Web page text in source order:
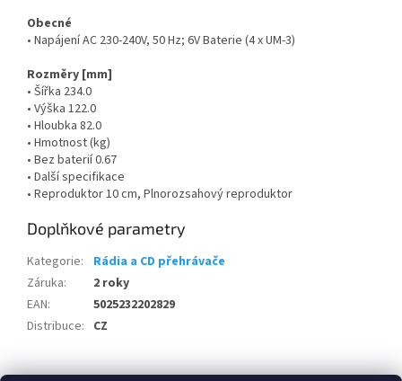
Obecné
• Napájení AC 230-240V, 50 Hz; 6V Baterie (4 x UM-3)
Rozměry [mm]
• Šířka 234.0
• Výška 122.0
• Hloubka 82.0
• Hmotnost (kg)
• Bez baterií 0.67
• Další specifikace
• Reproduktor 10 cm, Plnorozsahový reproduktor
Doplňkové parametry
Kategorie:
Rádia a CD přehrávače
Záruka:
2 roky
EAN:
5025232202829
Distribuce: CZ